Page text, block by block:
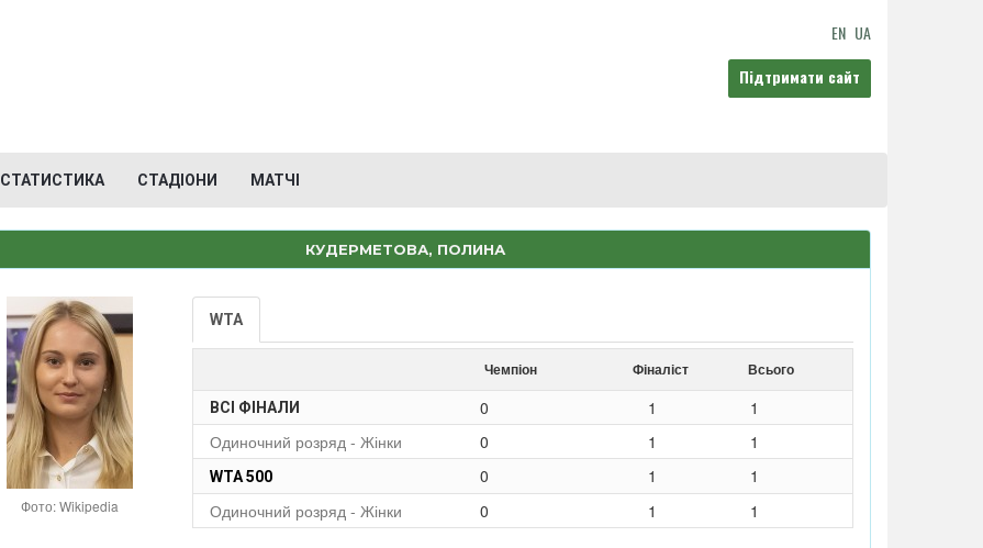
EN UA
Підтримати сайт
СТАТИСТИКА СТАДІОНИ МАТЧІ
КУДЕРМЕТОВА, ПОЛИНА
Фото: Wikipedia
WTA
Чемпіон Фіналіст Всього
ВСІ ФІНАЛИ 0 1
1
Одиночний розряд - Жінки
0 1 1
WTA 500 0 1
1
Одиночний розряд - Жінки
0 1 1